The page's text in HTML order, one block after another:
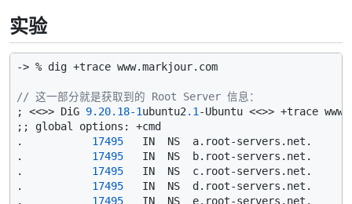
实验
-> % dig +trace www.markjour.com
// 这一部分就是获取到的 Root Server 信息：
; <<>> DiG 9.20.18-1ubuntu2 .1 -Ubuntu <<>> +trace
;; global options: +cmd
. 17495
   IN  NS  a.root-servers.net.
. 17495
   IN  NS  b.root-servers.net.
. 17495
   IN  NS  c.root-servers.net.
. 17495
   IN  NS  d.root-servers.net.
. 17495
   IN  NS  e.root-servers.net.